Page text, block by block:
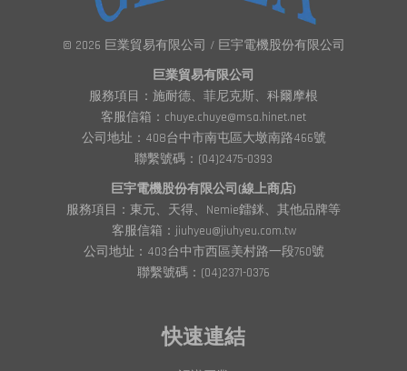
© 2026 巨業貿易有限公司 / 巨宇電機股份有限公司
巨業貿易有限公司
服務項目：施耐德、菲尼克斯、科爾摩根
客服信箱：chuye.chuye@msa.hinet.net
公司地址：408台中市南屯區大墩南路466號
聯繫號碼：(04)2475-0393
巨宇電機股份有限公司(線上商店)
服務項目：東元、天得、Nemie鐳銤、其他品牌等
客服信箱：jiuhyeu@jiuhyeu.com.tw
公司地址：403台中市西區美村路一段760號
聯繫號碼：(04)2371-0376
快速連結